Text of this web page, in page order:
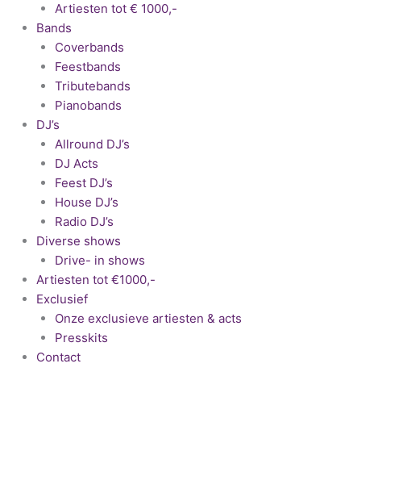
Artiesten tot € 1000,-
Bands
Coverbands
Feestbands
Tributebands
Pianobands
DJ’s
Allround DJ’s
DJ Acts
Feest DJ’s
House DJ’s
Radio DJ’s
Diverse shows
Drive- in shows
Artiesten tot €1000,-
Exclusief
Onze exclusieve artiesten & acts
Presskits
Contact